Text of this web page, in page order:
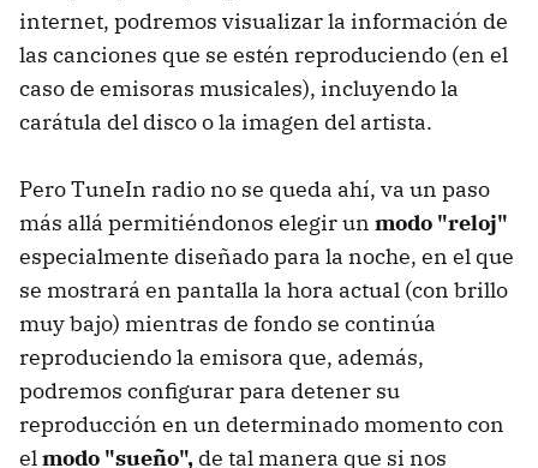
internet, podremos visualizar la información de
las canciones que se estén reproduciendo (en el
caso de emisoras musicales), incluyendo la
carátula del disco o la imagen del artista.
Pero TuneIn radio no se queda ahí, va un paso
más allá permitiéndonos elegir un modo "reloj"
especialmente diseñado para la noche, en el que
se mostrará en pantalla la hora actual (con brillo
muy bajo) mientras de fondo se continúa
reproduciendo la emisora que, además,
podremos configurar para detener su
reproducción en un determinado momento con
elmodo "sueño", de tal manera que si nos